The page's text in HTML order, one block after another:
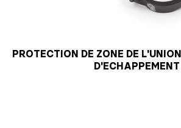
PROTECTION DE ZONE DE
D'ECHAPPEMENT